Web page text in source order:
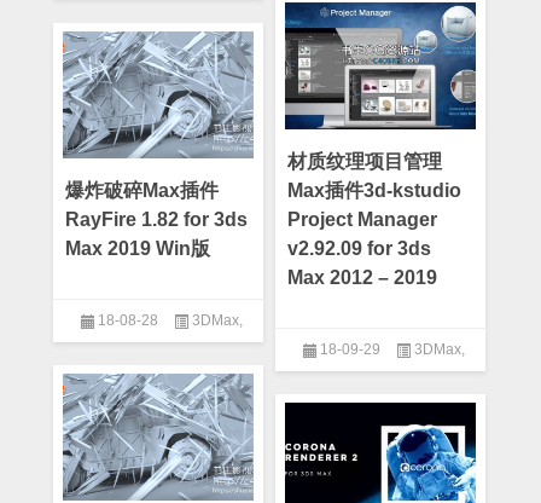
材质纹理项目管理
Max插件3d-kstudio
Project Manager
v2.92.09 for 3ds
Max 2012 – 2019
18-09-29 3DMax,
爆炸破碎Max插件
RayFire 1.82 for 3ds
Max 2019 Win版
18-08-28 3DMax,